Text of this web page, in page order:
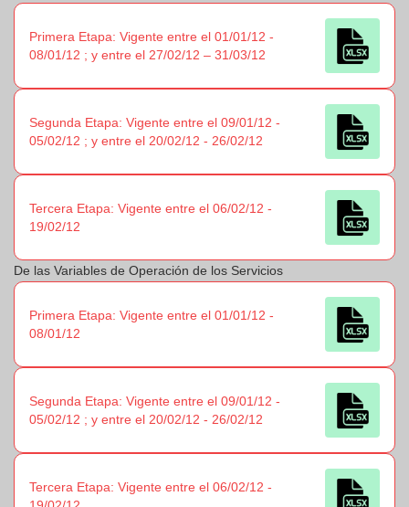
Primera Etapa: Vigente entre el 01/01/12 -
08/01/12 ; y entre el 27/02/12 – 31/03/12
Segunda Etapa: Vigente entre el 09/01/12 -
05/02/12 ; y entre el 20/02/12 - 26/02/12
Tercera Etapa: Vigente entre el 06/02/12 -
19/02/12
De las Variables de Operación de los Servicios
Primera Etapa: Vigente entre el 01/01/12 -
08/01/12
Segunda Etapa: Vigente entre el 09/01/12 -
05/02/12 ; y entre el 20/02/12 - 26/02/12
Tercera Etapa: Vigente entre el 06/02/12 -